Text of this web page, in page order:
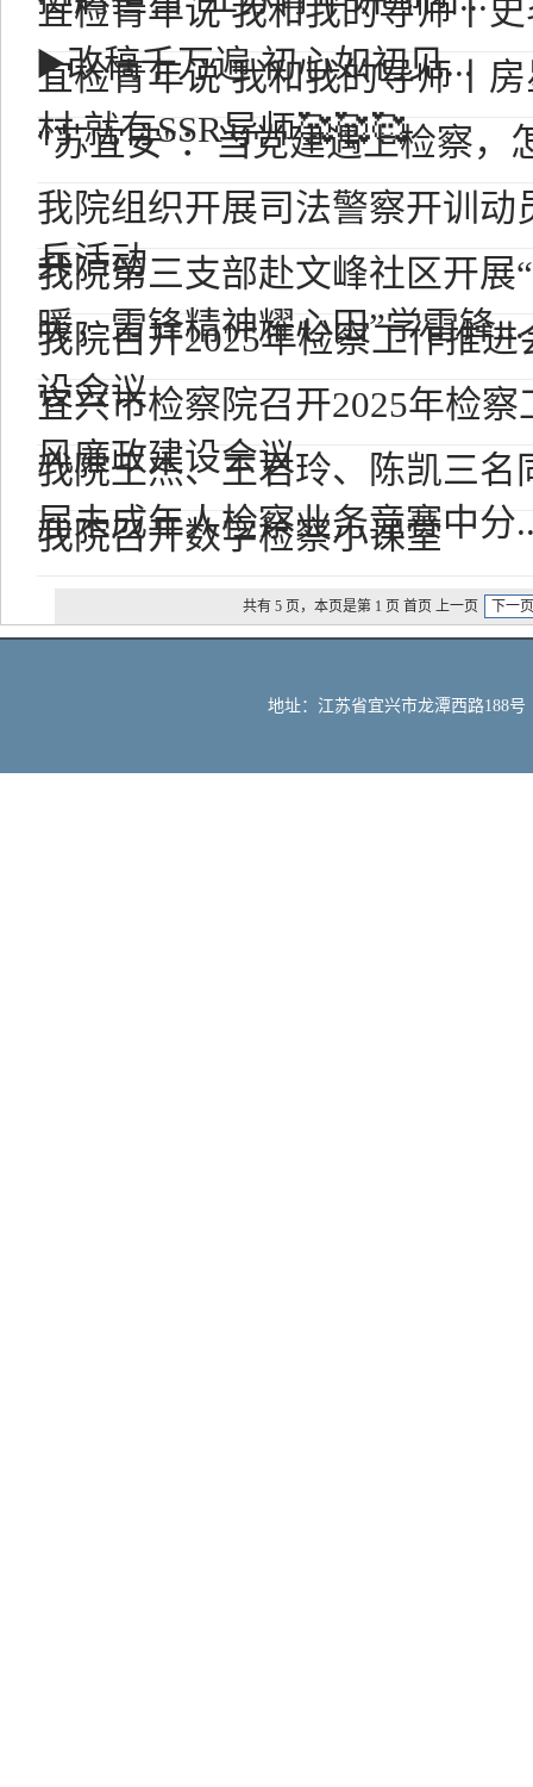
宜检青年说 我和我的导师丨
▶️改稿千万遍 初心如初见...
宜检青年说 我和我的导师丨
村 就有SSR导师🥰🥰🥰
"苏宜安"：当党建遇上检察，
我院组织开展司法警察开训动
兵活动
我院第三支部赴文峰社区开展
暖，雷锋精神耀心田”学雷锋...
我院召开2025年检察工作推
设会议
宜兴市检察院召开2025年检
风廉政建设会议
我院王杰、王君玲、陈凯三名
届未成年人检察业务竞赛中分
我院召开数字检察小课堂
共有 5 页，本页是第 1 页 首页 上一页 下一页
地址：江苏省宜兴市龙潭西路